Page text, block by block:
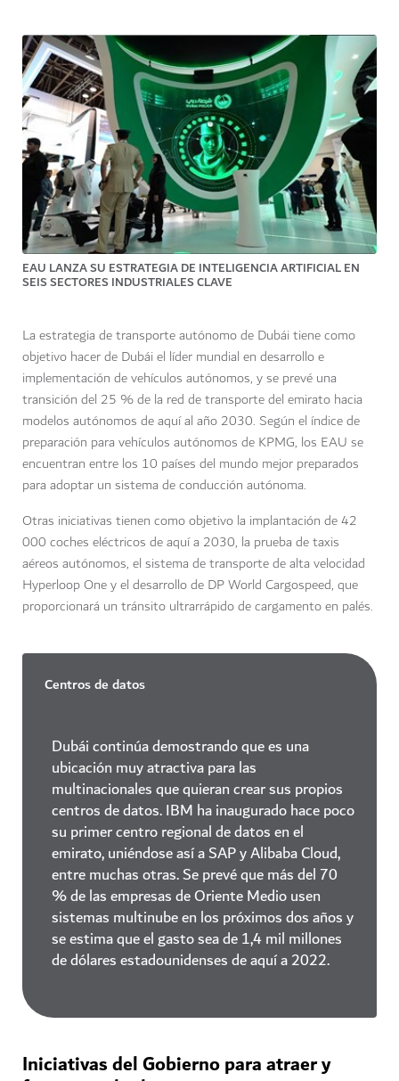
EAU LANZA SU ESTRATEGIA DE INTELIGENCIA ARTIFICIAL EN
SEIS SECTORES INDUSTRIALES CLAVE
La estrategia de transporte autónomo de Dubái tiene como
objetivo hacer de Dubái el líder mundial en desarrollo e
implementación de vehículos autónomos, y se prevé una
transición del 25 % de la red de transporte del emirato hacia
modelos autónomos de aquí al año 2030. Según el índice de
preparación para vehículos autónomos de KPMG, los EAU se
encuentran entre los 10 países del mundo mejor preparados
para adoptar un sistema de conducción autónoma.
Otras iniciativas tienen como objetivo la implantación de 42
000 coches eléctricos de aquí a 2030, la prueba de taxis
aéreos autónomos, el sistema de transporte de alta velocidad
Hyperloop One y el desarrollo de DP World Cargospeed, que
proporcionará un tránsito ultrarrápido de cargamento en palés.
Centros de datos
Dubái continúa demostrando que es una
ubicación muy atractiva para las
multinacionales que quieran crear sus propios
centros de datos. IBM ha inaugurado hace poco
su primer centro regional de datos en el
emirato, uniéndose así a SAP y Alibaba Cloud,
entre muchas otras. Se prevé que más del 70
% de las empresas de Oriente Medio usen
sistemas multinube en los próximos dos años y
se estima que el gasto sea de 1,4 mil millones
de dólares estadounidenses de aquí a 2022.
Iniciativas del Gobierno para atraer y